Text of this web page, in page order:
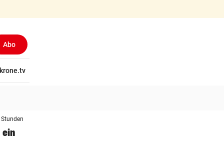
Abo
krone.tv
ein